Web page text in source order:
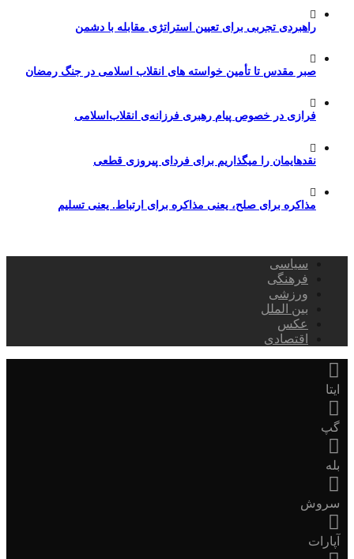
راهبردی تجربی برای تعیین استراتژی مقابله با دشمن
صبر مقدس تا تأمین خواسته های انقلاب اسلامی در جنگ رمضان
فرازی در خصوص پیام رهبری فرزانه‌ی انقلاب‌اسلامی
نقدهایمان را میگذاریم برای فردای پیروزی قطعی
مذاکره برای صلح، یعنی مذاکره برای ارتباط. یعنی تسلیم
سیاسی
فرهنگی
ورزشی
بین الملل
عکس
اقتصادی
ایتا
گپ
بله
سروش
آپارات